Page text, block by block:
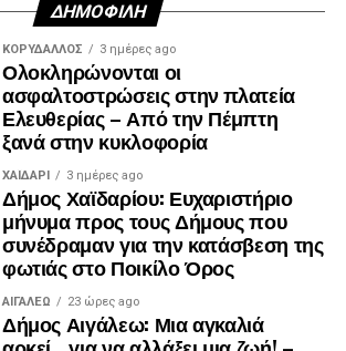
ΔΗΜΟΦΙΛΉ
ΚΟΡΥΔΑΛΛΟΣ 3 ημέρες ago
Ολοκληρώνονται οι
ασφαλτοστρώσεις στην πλατεία
Ελευθερίας – Από την Πέμπτη
ξανά στην κυκλοφορία
ΧΑΪΔΑΡΙ 3 ημέρες ago
Δήμος Χαϊδαρίου: Ευχαριστήριο
μήνυμα προς τους Δήμους που
συνέδραμαν για την κατάσβεση της
φωτιάς στο Ποικίλο Όρος
ΑΙΓΑΛΕΩ 23 ώρες ago
Δήμος Αιγάλεω: Μια αγκαλιά